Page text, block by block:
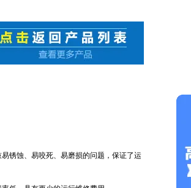
锈蚀、易咬死、易磨损的问题，保证了运